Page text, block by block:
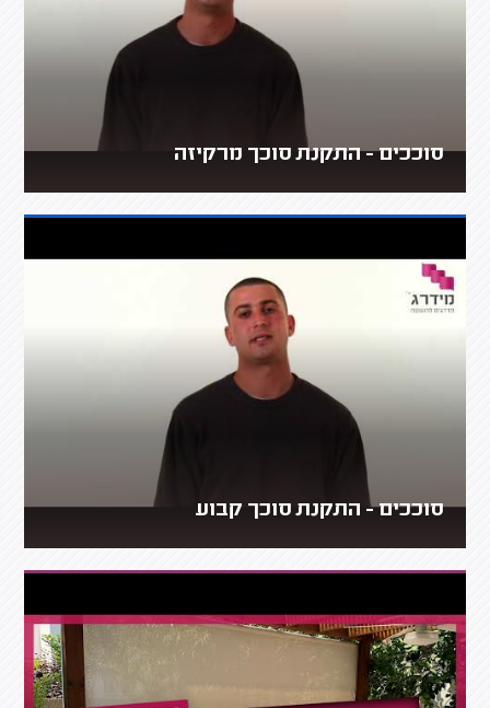
סוככים - התקנת סוכך מרקיזה
סוככים - התקנת סוכך קבוע